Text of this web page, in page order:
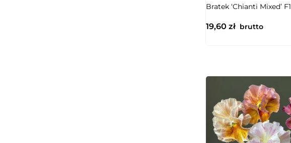
Bratek ‘Chianti Mixed’ F1
19,60 zł brutto